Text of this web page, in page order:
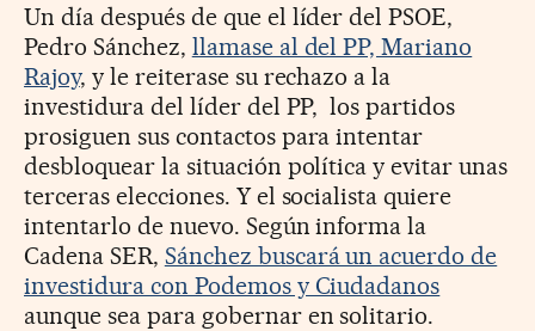
Un día después de que el líder del PSOE,
Pedro Sánchez, llamase al del PP, Mariano
Rajoy, y le reiterase su rechazo a la
investidura del líder del PP, los partidos
prosiguen sus contactos para intentar
desbloquear la situación política y evitar unas
terceras elecciones. Y el socialista quiere
intentarlo de nuevo. Según informa la
Cadena SER, Sánchez buscará un acuerdo de
investidura con Podemos y Ciudadanos
aunque sea para gobernar en solitario.